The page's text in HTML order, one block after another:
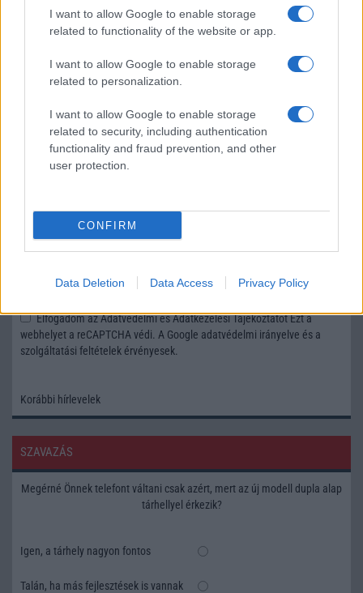
I want to allow Google to enable storage
related to functionality of the website or app.
I want to allow Google to enable storage
related to personalization.
I want to allow Google to enable storage
related to security, including authentication
functionality and fraud prevention, and other
user protection.
CONFIRM
Data Deletion Data Access Privacy Policy
Elfogadom azAdatvédelmi és Adatkezelési TájékoztatótEzt a
webhelyet a reCAPTCHA védi. A Google adatvédelmi irányelve és a
szolgáltatási feltételek érvényesek.
Korábbi hírlevelek
SZAVAZÁS
Megérné Önnek telefont váltani csak azért, mert az új modell dupla alap
tárhellyel érkezik?
Igen, a tárhely nagyon fontos
Talán, ha más fejlesztések is vannak